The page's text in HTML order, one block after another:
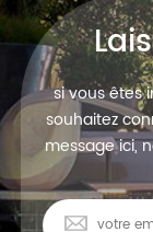
si vous êtes
souhaitez
message ici,